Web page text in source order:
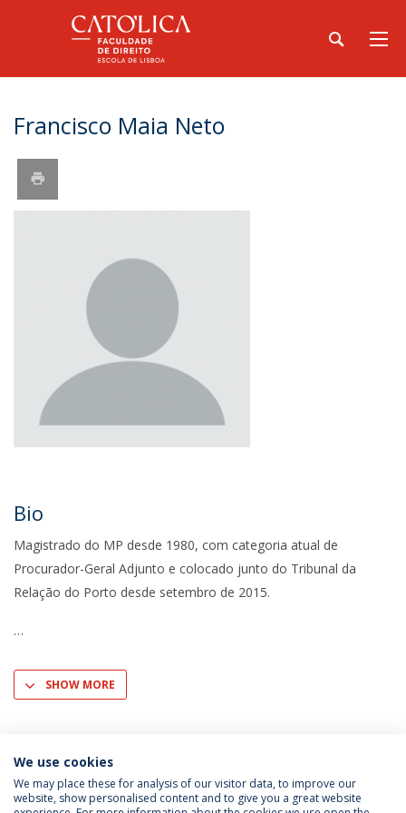
Francisco Maia Neto
Bio
Magistrado do MP desde 1980, com categoria atual de
Procurador-Geral Adjunto e colocado junto do Tribunal da
Relação do Porto desde setembro de 2015.
SHOW MORE
We use cookies
We may place these for analysis of our visitor data, to improve our
website, show personalised content and to give you a great website